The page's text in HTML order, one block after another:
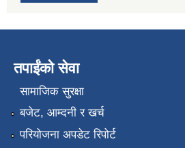
तपाईंको सेवा
सामाजिक सुरक्षा
बजेट, आम्दनी र खर्च
परियोजना अपडेट रिपोर्ट